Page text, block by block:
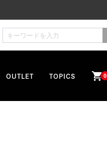
OUTLET TOPICS shopping_cart0